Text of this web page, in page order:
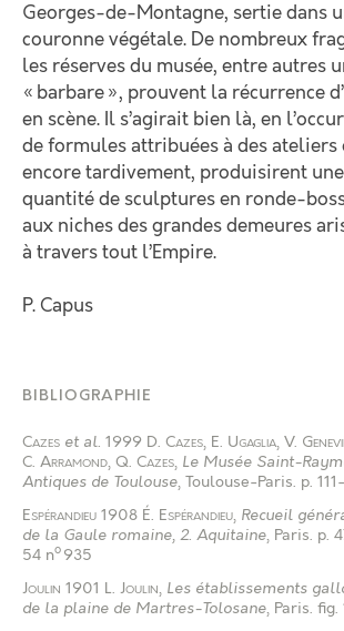
Georges-de-Montagne, sertie dans
couronne végétale. De nombreux
les réserves du musée, entre autres
« barbare », prouvent la récurrence
en scène. Il s’agirait bien là, en
de formules attribuées à des
encore tardivement, produisirent
quantité de sculptures en ronde-
aux niches des grandes demeures
à travers tout l’Empire.
P. Capus
BIBLIOGRAPHIE
Cazes et al. 1999 D. Cazes, E. Ugaglia, V.
C. Arramond, Q. Cazes, Le Musée Saint-
Antiques de Toulouse, Toulouse-Paris. p.
Espérandieu 1908 É. Espérandieu, Recueil
de la Gaule romaine, 2. Aquitaine, Paris. p.
54 no 935
Joulin 1901 L. Joulin, Les établissements
de la plaine de Martres-Tolosane, Paris. fig.